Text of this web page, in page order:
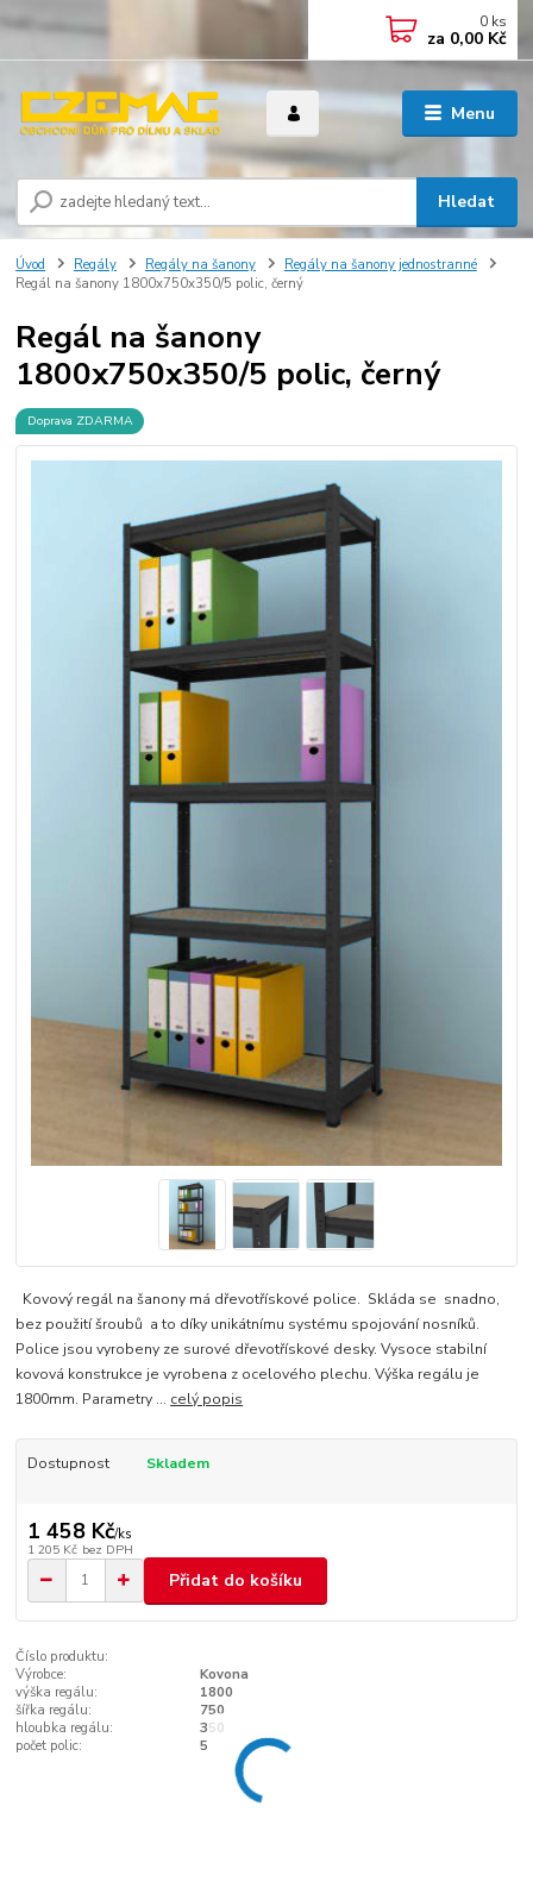
Menu
Hledat
0 ks
za 0,00 Kč
Úvod Regály Regály na šanony
Regály na šanony jednostranné
Regál na šanony 1800x750x350/5 polic, černý
Regál na šanony
1800x750x350/5 polic, černý
Doprava ZDARMA
Kovový regál na šanony má dřevotřískové police. Skláda se snadno,
bez použití šroubů a to díky unikátnímu systému spojování nosníků.
Police jsou vyrobeny ze surové dřevotřískové desky. Vysoce stabilní
kovová konstrukce je vyrobena z ocelového plechu. Výška regálu je
1800mm. Parametry ... celý popis
Dostupnost Skladem
1 458 Kč/ks
1 205 Kč bez DPH
Přidat do košíku
Číslo produktu:
Výrobce:
Kovona
výška regálu:
1800
šířka regálu:
750
hloubka regálu:
350
počet polic:
5